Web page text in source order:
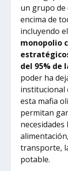
un grupo de
encima de
incluyendo
monopolio
del 95% de
poder ha
institucional
esta mafia
permitan
transporte,
potable.